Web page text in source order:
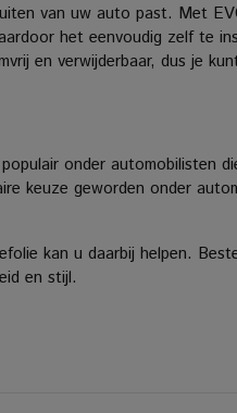
van uw auto past. Met
het eenvoudig zelf te
en verwijderbaar, dus je
onder automobilisten
keuze geworden onder
kan u daarbij helpen.
en stijl.